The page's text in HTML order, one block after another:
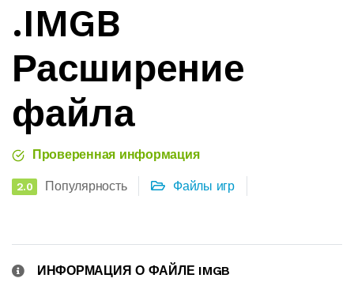
.IMGB
Расширение
файла
Проверенная информация
2.0 Популярность Файлы игр
ИНФОРМАЦИЯ О ФАЙЛЕ IMGB